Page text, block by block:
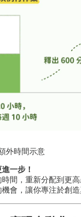
外時間示意
一步！
間，重新分配到更
會，讓你專注於創造